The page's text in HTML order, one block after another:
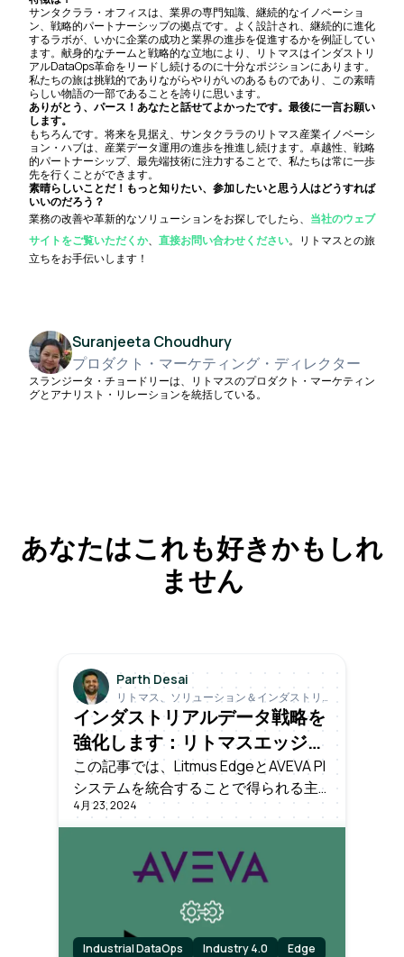
サンタクララ・オフィスは、業界の専門知識、継続的なイノベーショ
ン、戦略的パートナーシップの拠点です。よく設計され、継続的に進化
するラボが、いかに企業の成功と業界の進歩を促進するかを例証してい
ます。献身的なチームと戦略的な立地により、リトマスはインダストリ
アルDataOps革命をリードし続けるのに十分なポジションにあります。
私たちの旅は挑戦的でありながらやりがいのあるものであり、この素晴
らしい物語の一部であることを誇りに思います。
ありがとう、パース！あなたと話せてよかったです。最後に一言お願い
します。
もちろんです。将来を見据え、サンタクララのリトマス産業イノベーシ
ョン・ハブは、産業データ運用の進歩を推進し続けます。卓越性、戦略
的パートナーシップ、最先端技術に注力することで、私たちは常に一歩
先を行くことができます。
素晴らしいことだ！もっと知りたい、参加したいと思う人はどうすれば
いいのだろう？
業務の改善や革新的なソリューションをお探しでしたら、 当社のウェブ
サイトをご覧いただくか、 直接お問い合わせください。リトマスとの旅
立ちをお手伝いします！
Suranjeeta Choudhury
プロダクト・マーケティング・ディレクター
スランジータ・チョードリーは、リトマスのプロダクト・マーケティン
グとアナリスト・リレーションを統括している。
あなたはこれも好きかもしれ
ません
Parth Desai
リトマス、ソリューション＆インダストリ
アル・ディレクター／ファウンディング・
エンジニア
インダストリアルデータ戦略を
強化します：リトマスエッジと
AVEVA PIの統合
この記事では、Litmus EdgeとAVEVA PI
システムを統合することで得られる主
なメリットと実用的なアプリケーショ
ンについて説明します。
4月 23, 2024
Industrial DataOps Industry 4.0 Edge